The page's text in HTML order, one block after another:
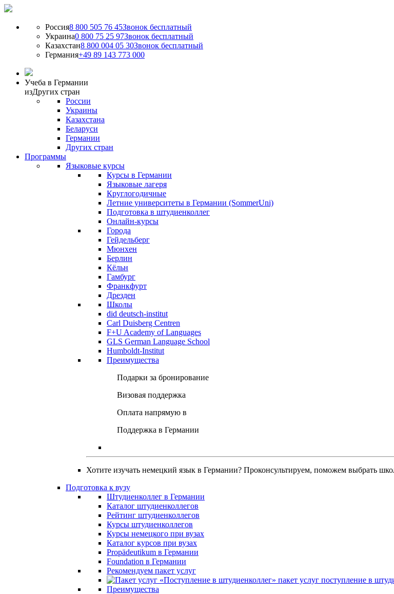
Россия8 800 505 76 45Звонок бесплатный
Украина0 800 75 25 97Звонок бесплатный
Казахстан8 800 004 05 30Звонок бесплатный
Германия+49 89 143 773 000
Учеба в Германии
изДругих стран
России
Украины
Казахстана
Беларуси
Германии
Других стран
Программы
Языковые курсы
Курсы в Германии
Языковые лагеря
Круглогодичные
Летние университеты в Германии (SommerUni)
Подготовка в штудиенколлег
Онлайн-курсы
Города
Гейдельберг
Мюнхен
Берлин
Кёльн
Гамбург
Франкфурт
Дрезден
Школы
did deutsch-institut
Carl Duisberg Centren
F+U Academy of Languages
GLS German Language School
Humboldt-Institut
Преимущества
Подарки за бронирование
Визовая поддержка
Оплата напрямую в
Поддержка в Германии
Хотите изучать немецкий язык в Германии? Проконсультируем, поможем выбрать
Подготовка к вузу
Штудиенколлег в Германии
Каталог штудиенколлегов
Рейтинг штудиенколлегов
Курсы штудиенколлегов
Курсы немецкого при вузах
Каталог курсов при вузах
Propädeutikum в Германии
Foundation в Германии
Рекомендуем пакет услуг
Преимущества